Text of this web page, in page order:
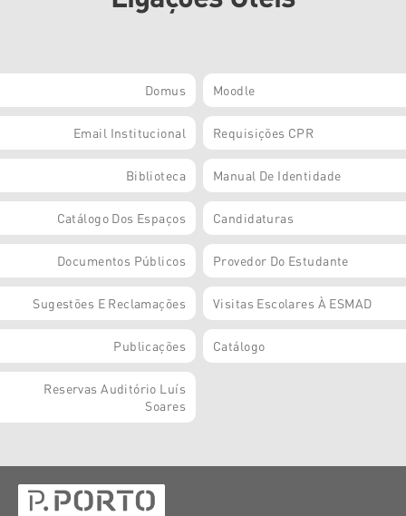
Domus Moodle
Email Institucional Requisições CPR
Biblioteca Manual De Identidade
Catálogo Dos Espaços Candidaturas
Documentos Públicos Provedor Do Estudante
Sugestões E Reclamações Visitas Escolares À ESMAD
Publicações Catálogo
Reservas Auditório Luís
Soares